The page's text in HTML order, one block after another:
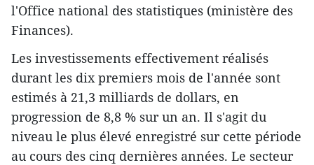
l'Office national des statistiques (ministère des
Finances).
Les investissements effectivement réalisés
durant les dix premiers mois de l'année sont
estimés à 21,3 milliards de dollars, en
progression de 8,8 % sur un an. Il s'agit du
niveau le plus élevé enregistré sur cette période
au cours des cinq dernières années. Le secteur